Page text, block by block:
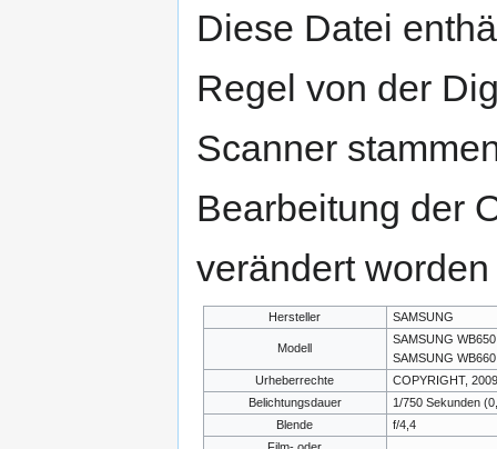
Diese Datei
Regel von der
Scanner
Bearbeitung der
verändert
Hersteller SAMSUNG
Modell
SAMSUNG
SAMSUNG WB660
Urheberrechte
COPYRIGHT, 2009
Belichtungsdauer
1/750 Sekunden
Blende
f/4,4